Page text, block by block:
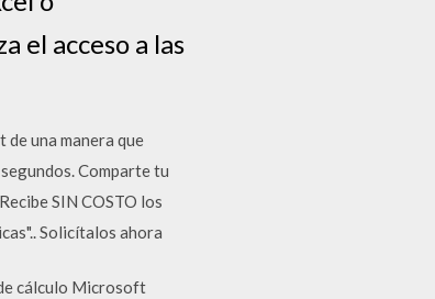
el acceso a las
una manera que
Comparte tu
SIN COSTO los
Solicítalos ahora
cálculo Microsoft